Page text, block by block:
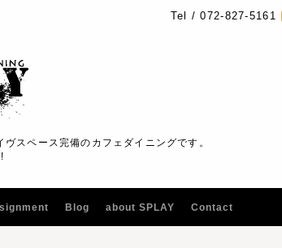
Tel / 072-827-5161
スペース完備のカフェダイニングです。
Blog about SPLAY Contact